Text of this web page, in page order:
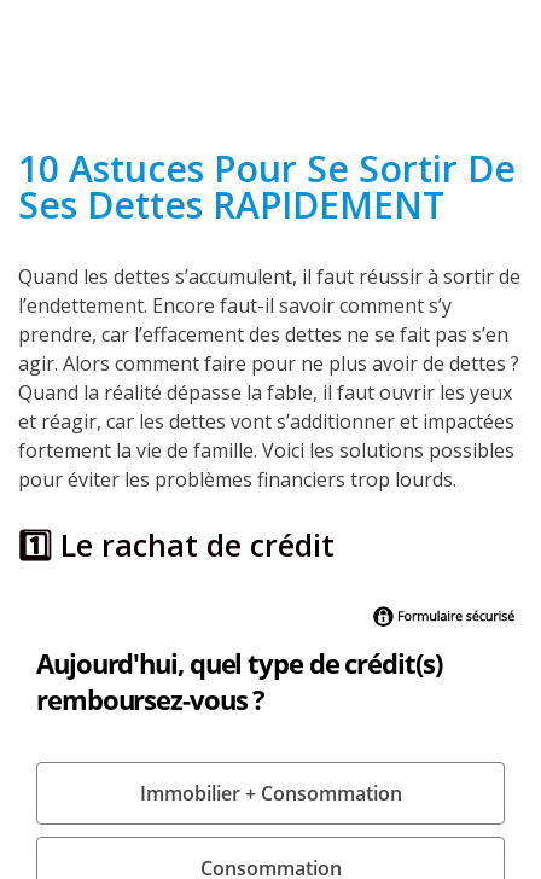
10 Astuces Pour Se Sortir De
Ses Dettes RAPIDEMENT
Quand les dettes s’accumulent, il faut réussir à sortir de
l’endettement. Encore faut-il savoir comment s’y
prendre, car l’effacement des dettes ne se fait pas s’en
agir. Alors comment faire pour ne plus avoir de dettes ?
Quand la réalité dépasse la fable, il faut ouvrir les yeux
et réagir, car les dettes vont s’additionner et impactées
fortement la vie de famille. Voici les solutions possibles
pour éviter les problèmes financiers trop lourds.
1️⃣ Le rachat de crédit